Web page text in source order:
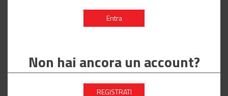
Entra
Non hai ancora un account?
REGISTRATI